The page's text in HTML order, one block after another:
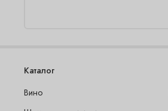
Каталог
Вино